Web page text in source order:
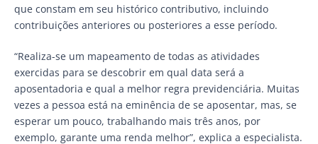
que constam em seu histórico contributivo, incluindo
contribuições anteriores ou posteriores a esse período.
“Realiza-se um mapeamento de todas as atividades
exercidas para se descobrir em qual data será a
aposentadoria e qual a melhor regra previdenciária. Muitas
vezes a pessoa está na eminência de se aposentar, mas, se
esperar um pouco, trabalhando mais três anos, por
exemplo, garante uma renda melhor”, explica a especialista.